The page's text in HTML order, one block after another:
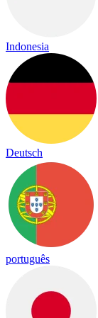
Indonesia
Deutsch
português